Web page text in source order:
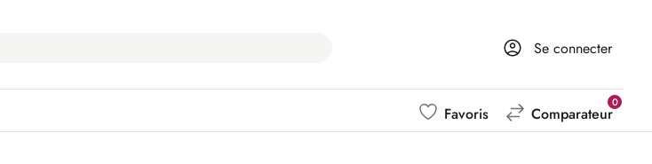
Se connecter
Favoris Comparateur
0